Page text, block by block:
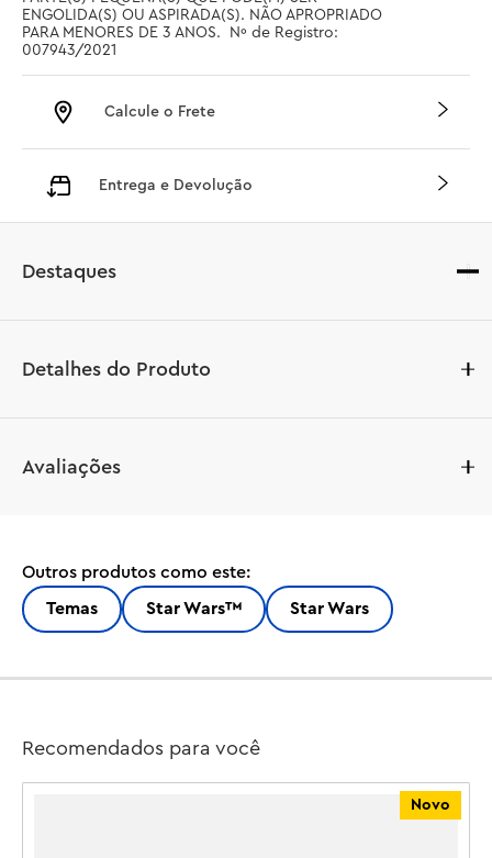
ENGOLIDA(S) OU ASPIRADA(S). NÃO APROPRIADO
PARA MENORES DE 3 ANOS.  Nº de Registro:
007943/2021
Calcule o Frete
Entrega e Devolução
Destaques
Detalhes do Produto
™ Emperor Palpatine Key Chain (854289). Uma ideia de
Darth Sidious, com um chaveiro e corrente de metal
duráveis. Prenda-o às chaves ou use-o para
complementar uma mochila ou outro suporte. Este
acessórios LEGO Star Wars para crianças.
minifigura LEGO® Imperador Palpatine com um chaveiro
e corrente de metal resistente
Parte de uma gama de acessórios LEGO® Star Wars ™
Avaliações
Outros produtos como este:
Temas Star Wars™ Star Wars
Recomendados para você
Novo